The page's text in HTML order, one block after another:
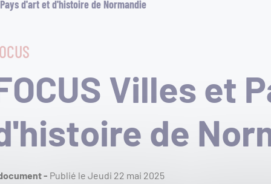
TOUT
LE
SITE
Navigation
Pays d'art et d'histoire de Normandie
Villes et
de
- Publié le Jeudi 22 mai 2025